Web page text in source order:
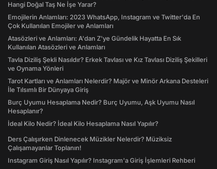
Hangi Doğal Taş Ne İşe Yarar?
Emojilerin Anlamları: 2023 WhatsApp, Instagram ve Twitter'da En
Çok Kullanılan Emojiler ve Anlamları
Atasözleri ve Anlamları: A'dan Z'ye Gündelik Hayatta En Sık
Kullanılan Atasözleri ve Anlamları
Tavla Diziliş Şekli Nasıldır? Erkek Tavlası ve Kız Tavlası Diziliş Şekilleri
ve Oynama Yönleri
Tarot Kartları ve Anlamları Nelerdir? Majör ve Minör Arkana Desteleri
İle Tılsımlı Bir Dünyaya Giriş
Burç Uyumu Hesaplama Nedir? Burç Uyumu, Aşk Uyumu Nasıl
Hesaplanır?
İdeal Kilo Nedir? İdeal Kilo Hesaplama Nasıl Yapılır?
Ders Çalışırken Dinlenecek Müzikler Nelerdir? Müziksiz
Çalışamayanlar Toplanın!
Instagram Giriş Nasıl Yapılır? Instagram'a Giriş İşlemleri Rehberi